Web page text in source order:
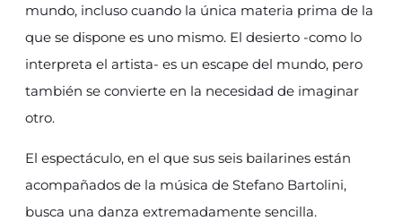
mundo, incluso cuando la única materia prima de la
que se dispone es uno mismo. El desierto -como lo
interpreta el artista- es un escape del mundo, pero
también se convierte en la necesidad de imaginar
otro.
El espectáculo, en el que sus seis bailarines están
acompañados de la música de Stefano Bartolini,
busca una danza extremadamente sencilla.